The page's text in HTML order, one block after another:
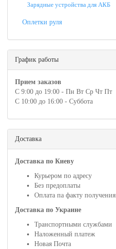
Зарядные устройства для АКБ
Оплетки руля
График работы
Прием заказов
С 9:00 до 19:00 - Пн Вт Ср Чт Пт
С 10:00 до 16:00 - Суббота
Доставка
Доставка по Киеву
Курьером по адресу
Без предоплаты
Оплата па факту получения
Доставка по Украине
Транспортными службами
Наложенный платеж
Новая Почта